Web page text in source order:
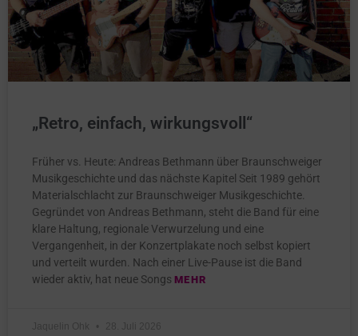
„Retro, einfach, wirkungsvoll“
Früher vs. Heute: Andreas Bethmann über Braunschweiger
Musikgeschichte und das nächste Kapitel Seit 1989 gehört
Materialschlacht zur Braunschweiger Musikgeschichte.
Gegründet von Andreas Bethmann, steht die Band für eine
klare Haltung, regionale Verwurzelung und eine
Vergangenheit, in der Konzertplakate noch selbst kopiert
und verteilt wurden. Nach einer Live-Pause ist die Band
wieder aktiv, hat neue Songs MEHR
Jaquelin Ohk 28. Juli 2026